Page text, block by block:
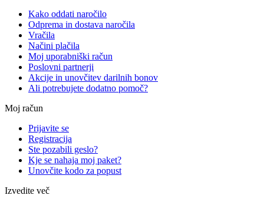
Kako oddati naročilo
Odprema in dostava naročila
Vračila
Načini plačila
Moj uporabniški račun
Poslovni partnerji
Akcije in unovčitev darilnih bonov
Ali potrebujete dodatno pomoč?
Moj račun
Prijavite se
Registracija
Ste pozabili geslo?
Kje se nahaja moj paket?
Unovčite kodo za popust
Izvedite več